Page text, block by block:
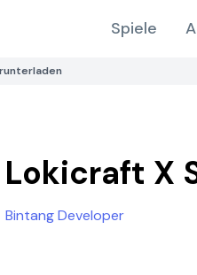
Spiele
Lokicraft X
Bintang Developer